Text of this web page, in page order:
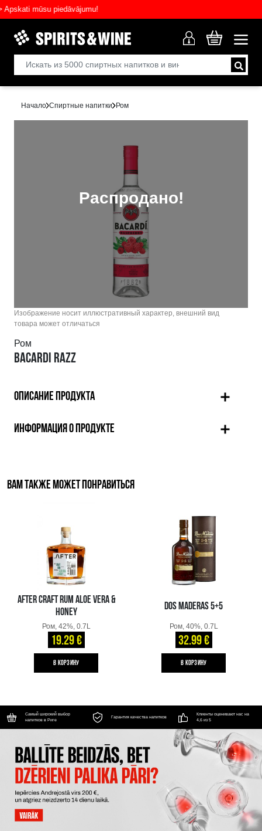
mūsu piedāvājumu!
Начало Спиртные напитки Ром
Распродано!
Изображение носит иллюстративный характер, внешний вид
товара может отличаться
Ром
BACARDI RAZZ
ОПИСАНИЕ ПРОДУКТА
ИНФОРМАЦИЯ О ПРОДУКТЕ
ВАМ ТАКЖЕ МОЖЕТ ПОНРАВИТЬСЯ
AFTER CRAFT RUM ALOE VERA &
HONEY
Ром, 42%, 0.7L
19.29 €
B КОРЗИНУ
DOS MADERAS 5+5
Ром, 40%, 0.7L
32.99 €
B КОРЗИНУ
Самый широкий выбор
напитков в Риге
Гарантия качества напитков
Клиенты оценивают нас на
4,6 из 5